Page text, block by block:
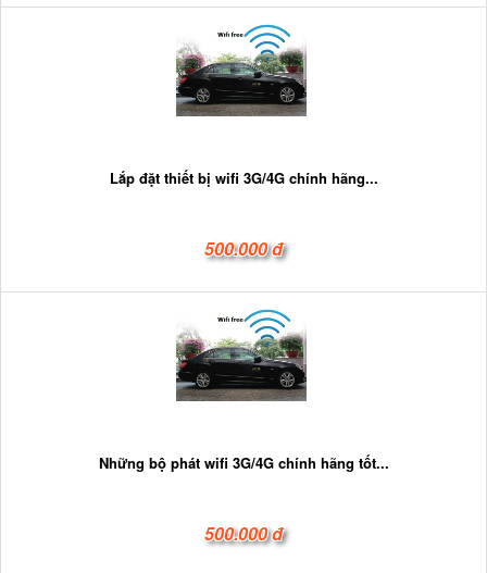
Lắp đặt thiết bị wifi 3G/4G chính hãng...
500.000 đ
Những bộ phát wifi 3G/4G chính hãng tốt...
500.000 đ